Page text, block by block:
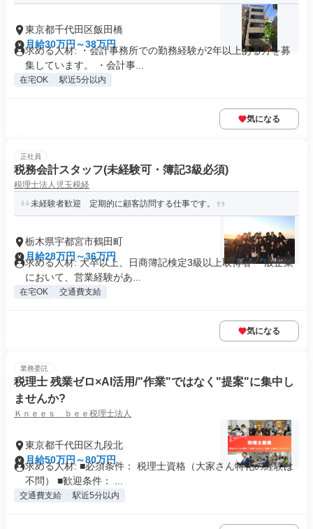
東京都千代田区飯田橋
月給30万円～38万円
求める人材: ・会計事務所での勤務経験が2年以上ある方を募
集しています。 ・会計事...
在宅OK 駅近5分以内
気になる
正社員
税務会計スタッフ(未経験可・簿記3級必須)
税理士法人児玉税経
未経験者歓迎 定期的に顧客訪問する仕事です。
栃木県宇都宮市鶴田町
月給28万円～36万円
求める人材: 大卒以上、日商簿記検定3級以上取得者 一般企業
において、営業経験があ...
在宅OK 交通費支給
気になる
業務委託
税理士 残業ゼロ×AI活用/"作業"ではなく"提案"に集中し
ませんか?
Ｋｎｅｅｓ ｂｅｅ税理士法人
東京都千代田区九段北
月給50万円～80万円
求める人材: ■必須条件： 税理士資格（大家さん特化の経験は
不問） ■歓迎条件： ...
交通費支給 駅近5分以内